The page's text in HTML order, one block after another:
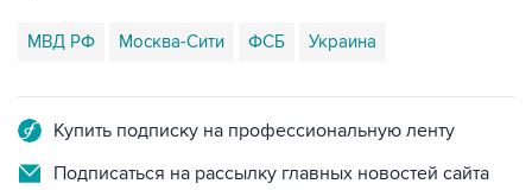
МВД РФ Москва-Сити ФСБ Украина
Купить подписку на профессиональную ленту
Подписаться на рассылку главных новостей сайта